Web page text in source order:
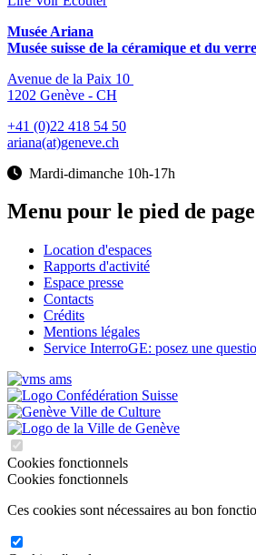
Musée Ariana
Musée suisse de la céramique et du verre
Avenue de la Paix 10
1202 Genève - CH
+41 (0)22 418 54 50
ariana(at)geneve.ch
Mardi-dimanche 10h-17h
Menu pour le pied de page
Location d'espaces
Rapports d'activité
Espace presse
Contacts
Crédits
Mentions légales
Service InterroGE: posez une
Cookies fonctionnels
Cookies fonctionnels
Ces cookies sont nécessaires au bon